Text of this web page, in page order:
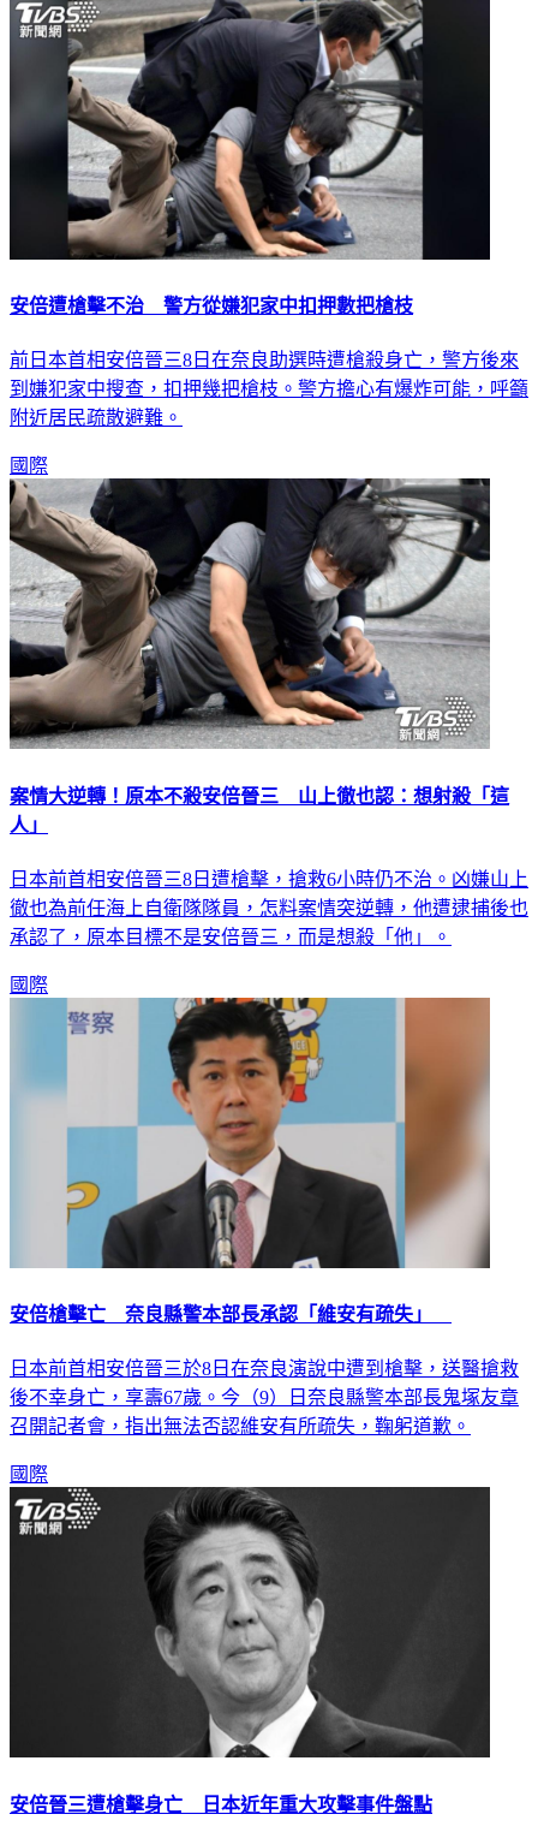
安倍遭槍擊不治 警方從嫌犯家中扣押數把槍枝
前日本首相安倍晉三8日在奈良助選時遭槍殺身亡，警方後來
到嫌犯家中搜查，扣押幾把槍枝。警方擔心有爆炸可能，呼籲
附近居民疏散避難。
國際
案情大逆轉！原本不殺安倍晉三 山上徹也認：想射殺「這
人」
日本前首相安倍晉三8日遭槍擊，搶救6小時仍不治。凶嫌山上
徹也為前任海上自衛隊隊員，怎料案情突逆轉，他遭逮捕後也
承認了，原本目標不是安倍晉三，而是想殺「他」。
國際
安倍槍擊亡 奈良縣警本部長承認「維安有疏失」
日本前首相安倍晉三於8日在奈良演說中遭到槍擊，送醫搶救
後不幸身亡，享壽67歲。今（9）日奈良縣警本部長鬼塚友章
召開記者會，指出無法否認維安有所疏失，鞠躬道歉。
國際
安倍晉三遭槍擊身亡 日本近年重大攻擊事件盤點